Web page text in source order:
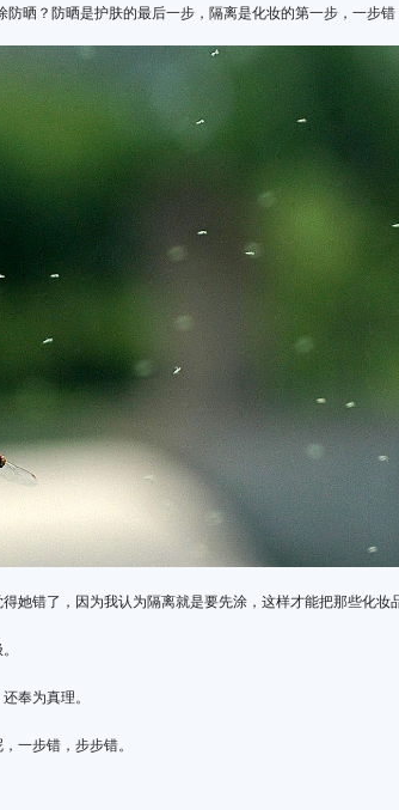
防晒？防晒是护肤的最后一步，隔离是化妆的第一步，一步错
她错了，因为我认为隔离就是要先涂，这样才能把那些化妆
奉为真理。
一步错，步步错。